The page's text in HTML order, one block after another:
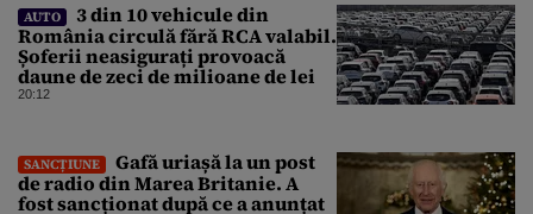
AUTO
3 din 10 vehicule din
România circulă fără RCA valabil.
Șoferii neasigurați provoacă
daune de zeci de milioane de lei
20:12
SANCȚIUNE
Gafă uriașă la un post
de radio din Marea Britanie. A
fost sancționat după ce a anunțat